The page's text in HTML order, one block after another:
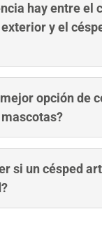
hay entre el
y el
opción de
si un césped